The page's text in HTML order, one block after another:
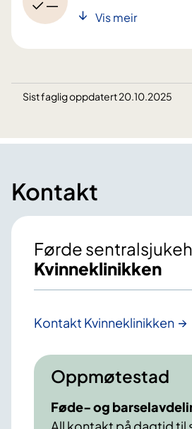
Vis meir
Sist faglig oppdatert 20.10.2025
Kontakt
Førde
Kvinneklinikken
Kontakt Kvinneklinikken
Oppmøtestad
Føde- og